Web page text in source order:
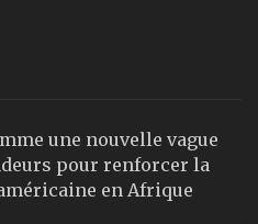
une nouvelle vague
pour renforcer la
en Afrique